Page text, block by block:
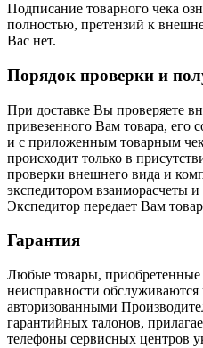
Подписание товарного чека
полностью, претензий к
Вас нет.
Порядок проверки и
При доставке Вы проверяете
привезенного Вам товара, его
и с приложенным товарным
происходит только в
проверки внешнего вида и
экспедитором взаиморасчеты
Экспедитор передает Вам
Гарантия
Любые товары, приобретенные
неисправности
авторизованными
гарантийных талонов,
телефоны сервисных центров